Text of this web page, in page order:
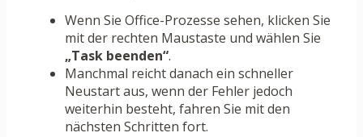
Wenn Sie Office-Prozesse sehen, klicken Sie
mit der rechten Maustaste und wählen Sie
„Task beenden“.
Manchmal reicht danach ein schneller
Neustart aus, wenn der Fehler jedoch
weiterhin besteht, fahren Sie mit den
nächsten Schritten fort.